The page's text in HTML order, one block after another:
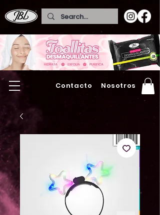
Contacto Nosotros